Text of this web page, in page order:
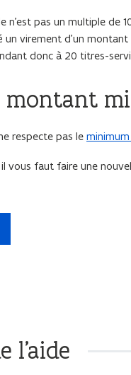
pas un multiple de
un virement d’un
donc à 20 titres-
montant
respecte pas le
vous faut faire une
l'aide